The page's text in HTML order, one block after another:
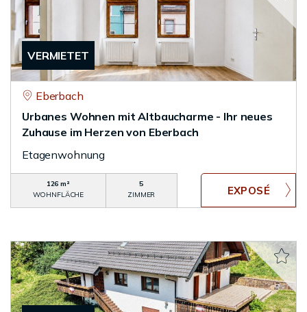
VERMIETET
Eberbach
Urbanes Wohnen mit Altbaucharme - Ihr neues
Zuhause im Herzen von Eberbach
Etagenwohnung
126 m²
WOHNFLÄCHE
5
ZIMMER